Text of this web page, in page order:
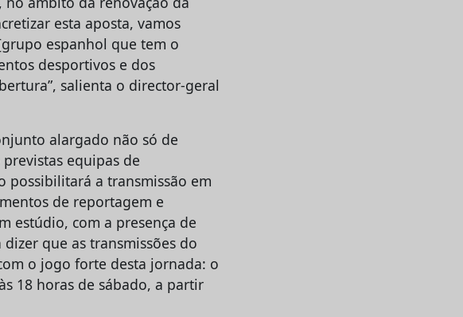
esta aposta, vamos
espanhol que tem o
desportivos e dos
salienta o director-geral
alargado não só de
equipas de
possibilitará a transmissão em
de reportagem e
estúdio, com a presença de
que as transmissões do
o jogo forte desta jornada: o
18 horas de sábado, a partir